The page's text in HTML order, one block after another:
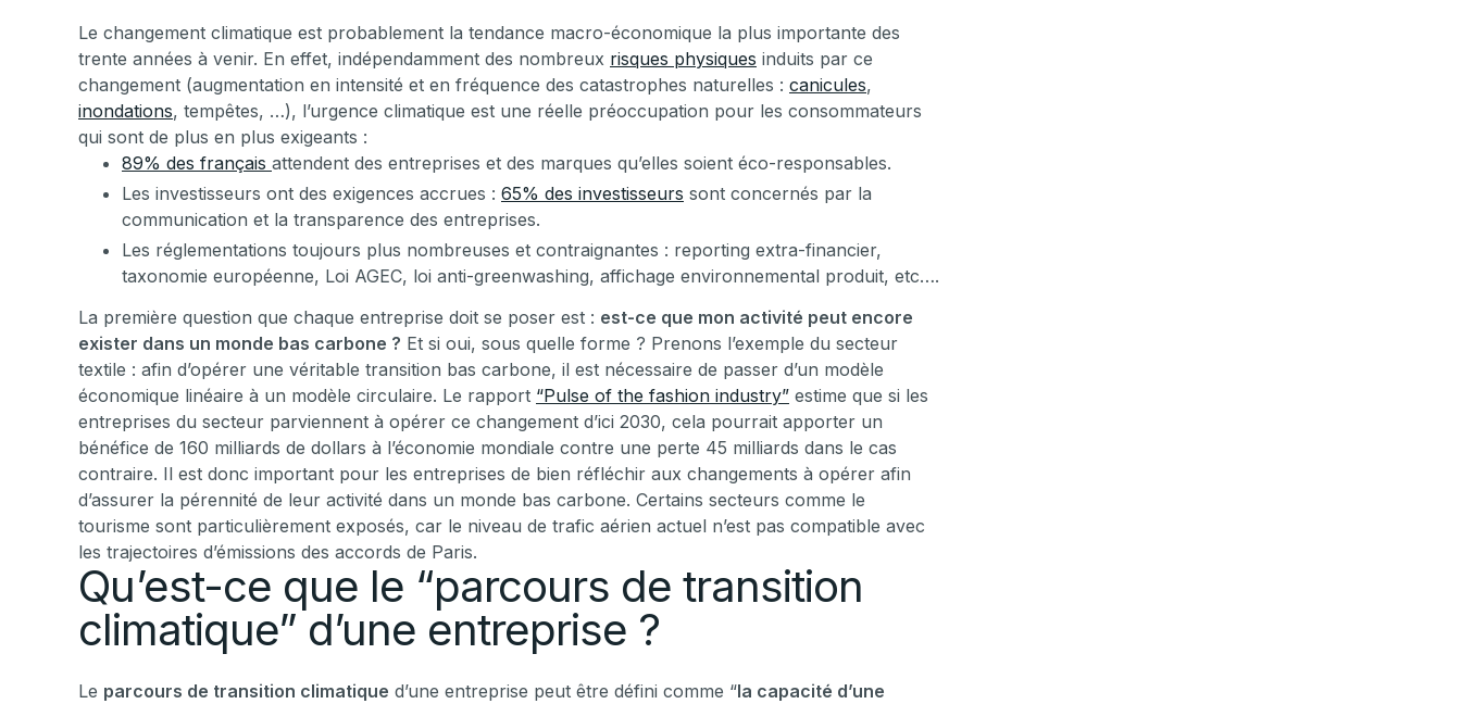
Le changement climatique est probablement la tendance macro-économique la plus importante des
trente années à venir. En effet, indépendamment des nombreux risques physiques induits par ce
changement (augmentation en intensité et en fréquence des catastrophes naturelles : canicules,
inondations, tempêtes, …), l’urgence climatique est une réelle préoccupation pour les consommateurs
qui sont de plus en plus exigeants :
89% des français attendent des entreprises et des marques qu’elles soient éco-responsables.
Les investisseurs ont des exigences accrues : 65% des investisseurs sont concernés par la
communication et la transparence des entreprises.
Les réglementations toujours plus nombreuses et contraignantes : reporting extra-financier,
taxonomie européenne, Loi AGEC, loi anti-greenwashing, affichage environnemental produit, etc….
La première question que chaque entreprise doit se poser est : est-ce que mon activité peut encore
exister dans un monde bas carbone ? Et si oui, sous quelle forme ? Prenons l’exemple du secteur
textile : afin d’opérer une véritable transition bas carbone, il est nécessaire de passer d’un modèle
économique linéaire à un modèle circulaire. Le rapport “Pulse of the fashion industry” estime que si les
entreprises du secteur parviennent à opérer ce changement d’ici 2030, cela pourrait apporter un
bénéfice de 160 milliards de dollars à l’économie mondiale contre une perte 45 milliards dans le cas
contraire. Il est donc important pour les entreprises de bien réfléchir aux changements à opérer afin
d’assurer la pérennité de leur activité dans un monde bas carbone. Certains secteurs comme le
tourisme sont particulièrement exposés, car le niveau de trafic aérien actuel n’est pas compatible avec
les trajectoires d’émissions des accords de Paris.
Qu’est-ce que le “parcours de transition
climatique” d’une entreprise ?
Le parcours de transition climatique d’une entreprise peut être défini comme “la capacité d’une